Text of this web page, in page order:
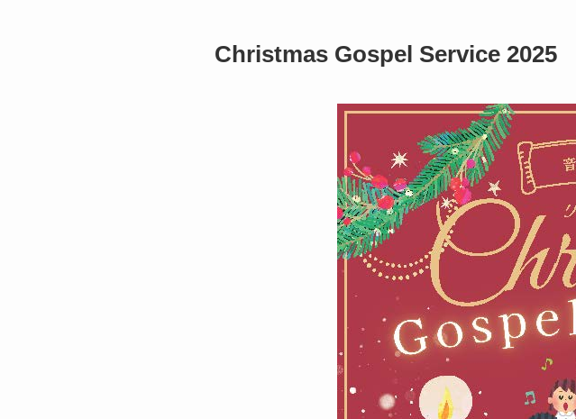
Christmas Gospel Service 2025